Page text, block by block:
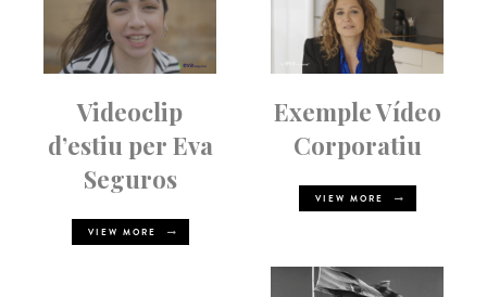
Videoclip
d’estiu per Eva
Seguros
VIEW MORE
Exemple Vídeo
Corporatiu
VIEW MORE